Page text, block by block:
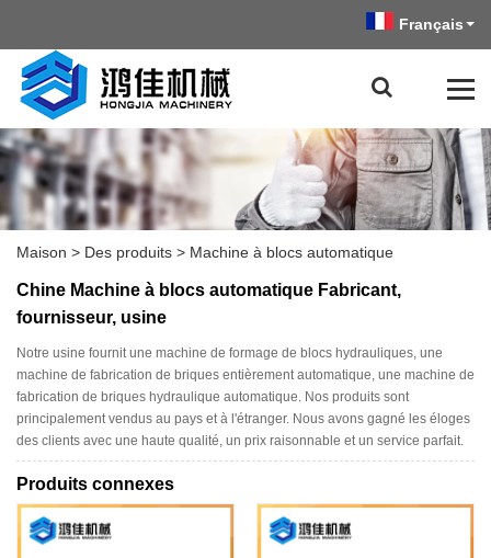
Français
Maison > Des produits > Machine à blocs automatique
Chine Machine à blocs automatique Fabricant,
fournisseur, usine
Notre usine fournit une machine de formage de blocs hydrauliques, une
machine de fabrication de briques entièrement automatique, une machine de
fabrication de briques hydraulique automatique. Nos produits sont
principalement vendus au pays et à l'étranger. Nous avons gagné les éloges
des clients avec une haute qualité, un prix raisonnable et un service parfait.
Produits connexes